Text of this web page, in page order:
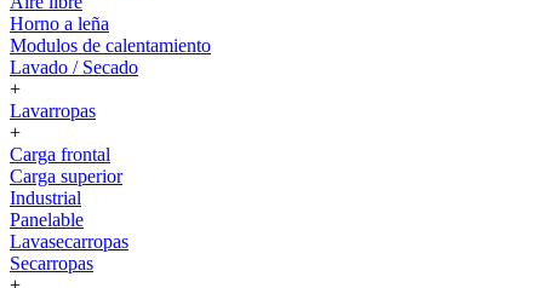
Horno a leña
Modulos de calentamiento
Lavado / Secado
+
Lavarropas
+
Carga frontal
Carga superior
Industrial
Panelable
Lavasecarropas
Secarropas